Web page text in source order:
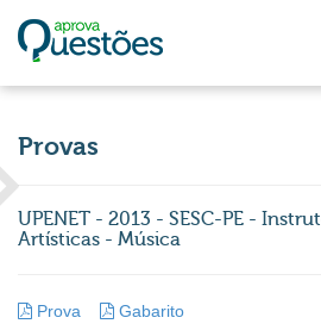
Provas
UPENET - 2013 - SESC-PE -
Artísticas - Música
Prova Gabarito